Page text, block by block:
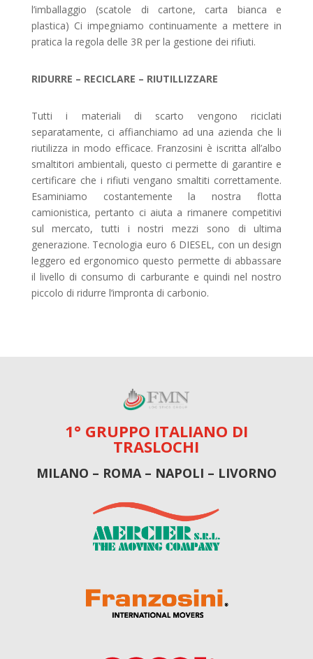
l’imballaggio (scatole di cartone, carta bianca e
plastica) Ci impegniamo continuamente a mettere in
pratica la regola delle 3R per la gestione dei rifiuti.
RIDURRE – RECICLARE – RIUTILLIZZARE
Tutti i materiali di scarto vengono riciclati
separatamente, ci affianchiamo ad una azienda che li
riutilizza in modo efficace. Franzosini è iscritta all’albo
smaltitori ambientali, questo ci permette di garantire e
certificare che i rifiuti vengano smaltiti correttamente.
Esaminiamo costantemente la nostra flotta
camionistica, pertanto ci aiuta a rimanere competitivi
sul mercato, tutti i nostri mezzi sono di ultima
generazione. Tecnologia euro 6 DIESEL, con un design
leggero ed ergonomico questo permette di abbassare
il livello di consumo di carburante e quindi nel nostro
piccolo di ridurre l’impronta di carbonio.
1° GRUPPO ITALIANO DI
TRASLOCHI
MILANO – ROMA – NAPOLI – LIVORNO